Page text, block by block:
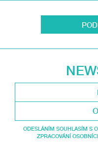
ODESLÁNÍM SOUHLASÍM S
ZPRACOVÁNÍ